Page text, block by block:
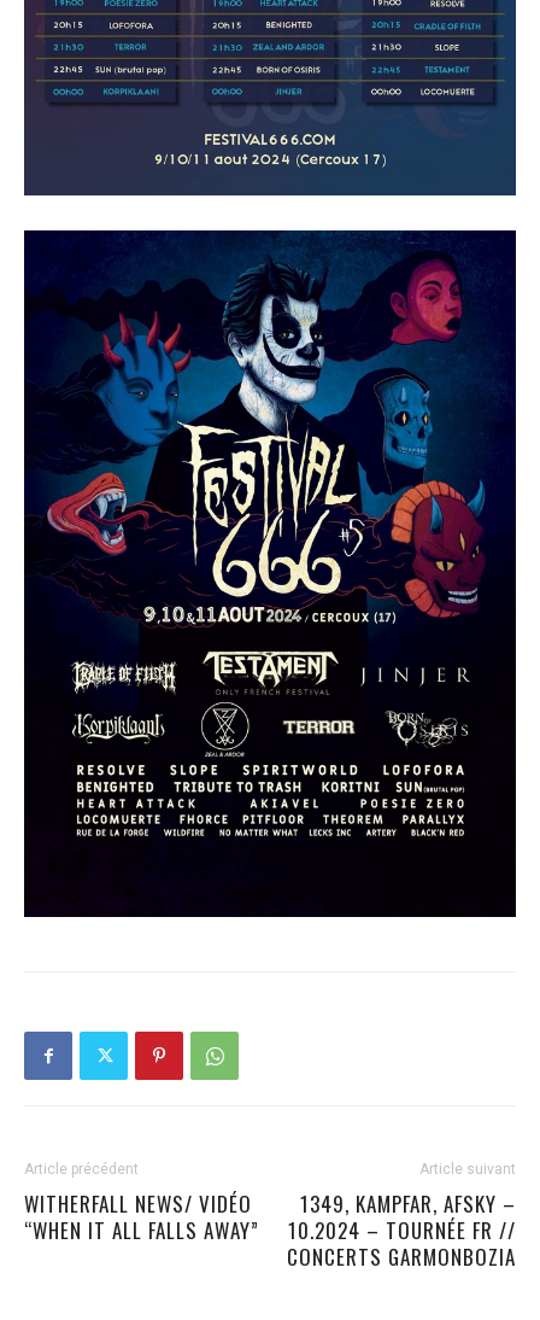
Article précédent
WITHERFALL NEWS/ VIDÉO
“WHEN IT ALL FALLS AWAY”
Article suivant
1349, KAMPFAR, AFSKY –
10.2024 – TOURNÉE FR //
CONCERTS GARMONBOZIA